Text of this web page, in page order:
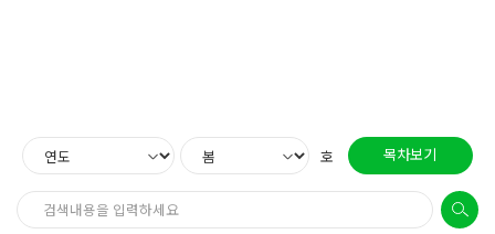
호 목차보기